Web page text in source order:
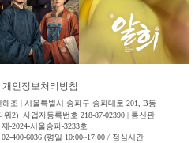
개인정보처리방침
조 | 서울특별시 송파구 송파대로 201, B동
워2) 사업자등록번호 218-87-02390 | 통신판
-2024-서울송파-3233호
400-6036 (평일 10:00~17:00 / 점심시간